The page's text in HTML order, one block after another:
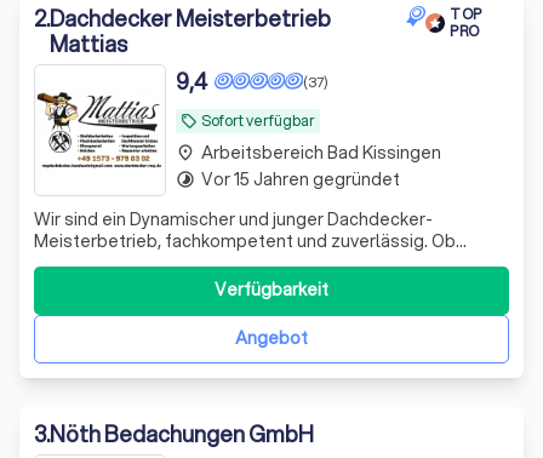
2.Dachdecker Meisterbetrieb
Mattias
TOP
PRO
local_offer Sofort verfügbar
(37)
9,4
Wir sind ein Dynamischer und junger Dachdecker-
Meisterbetrieb, fachkompetent und zuverlässig. Ob
Neubau oder Sanierung, unsere Kundschaft profitiert von
unserem umfangreichen Fachwissen. Wir bieten jede
Dienstleistung einer Dachdeckerei an. Wir finden die
passende Lösung für nahezu jeden Kundenwuns
Angebot
Verfügbarkeit
place Arbeitsbereich Bad Kissingen
timelapse Vor 15 Jahren gegründet
3.Nöth Bedachungen GmbH